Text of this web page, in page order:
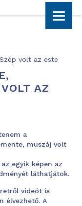
AZ
a
muszáj volt
egyik képen az
láthatjátok.
videót is
élvezhető. A